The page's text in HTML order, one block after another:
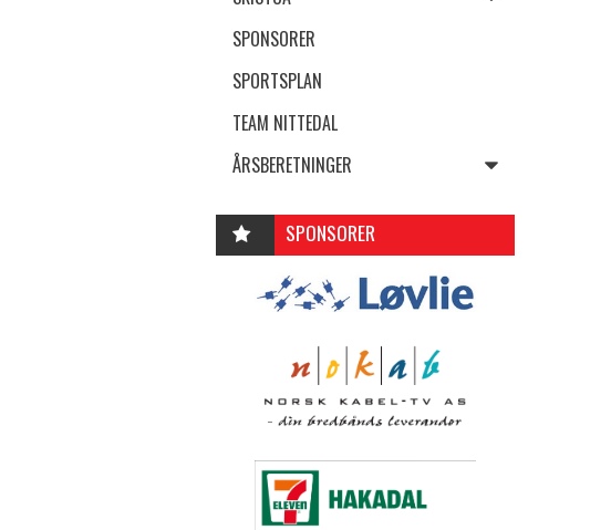
SPONSORER
SPORTSPLAN
TEAM NITTEDAL
ÅRSBERETNINGER
SPONSORER